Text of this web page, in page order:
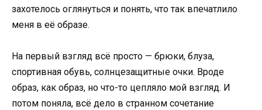
захотелось оглянуться и понять, что так впечатлило
меня в её образе.
На первый взгляд всё просто — брюки, блуза,
спортивная обувь, солнцезащитные очки. Вроде
образ, как образ, но что-то цепляло мой взгляд. И
потом поняла, всё дело в странном сочетание